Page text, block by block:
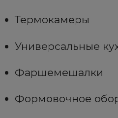
Термокамеры
Универсальные
Фаршемешалки
Формовочное